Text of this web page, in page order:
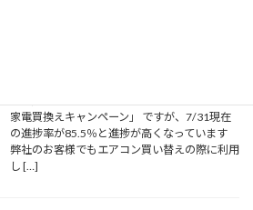
家電買換えキャンペーン」 ですが、7/31現在
の進捗率が85.5％と進捗が高くなっています
弊社のお客様でもエアコン買い替えの際に利用
し […]